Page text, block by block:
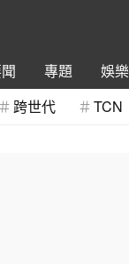
專題
娛樂
跨世代 TCN